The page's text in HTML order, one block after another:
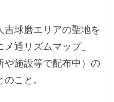
吉球磨エリアの聖地を
通リズムマップ」
や施設等で配布中）の
こと。